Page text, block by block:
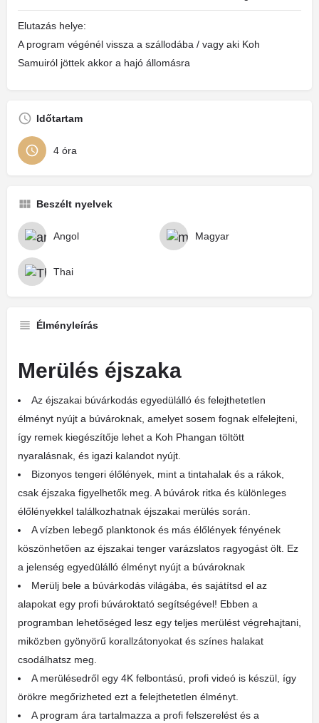
Elutazás helye:
A program végénél vissza a szállodába / vagy aki Koh
Samuiról jöttek akkor a hajó állomásra
Időtartam
4 óra
Beszélt nyelvek
Angol Magyar
Thai
Élményleírás
Merülés éjszaka
Az éjszakai búvárkodás egyedülálló és felejthetetlen
élményt nyújt a búvároknak, amelyet sosem fognak elfelejteni,
így remek kiegészítője lehet a Koh Phangan töltött
nyaralásnak, és igazi kalandot nyújt.
Bizonyos tengeri élőlények, mint a tintahalak és a rákok,
csak éjszaka figyelhetők meg. A búvárok ritka és különleges
élőlényekkel találkozhatnak éjszakai merülés során.
A vízben lebegő planktonok és más élőlények fényének
köszönhetően az éjszakai tenger varázslatos ragyogást ölt. Ez
a jelenség egyedülálló élményt nyújt a búvároknak
Merülj bele a búvárkodás világába, és sajátítsd el az
alapokat egy profi búvároktató segítségével! Ebben a
programban lehetőséged lesz egy teljes merülést végrehajtani,
miközben gyönyörű korallzátonyokat és színes halakat
csodálhatsz meg.
A merülésedről egy 4K felbontású, profi videó is készül, így
örökre megőrizheted ezt a felejthetetlen élményt.
A program ára tartalmazza a profi felszerelést és a